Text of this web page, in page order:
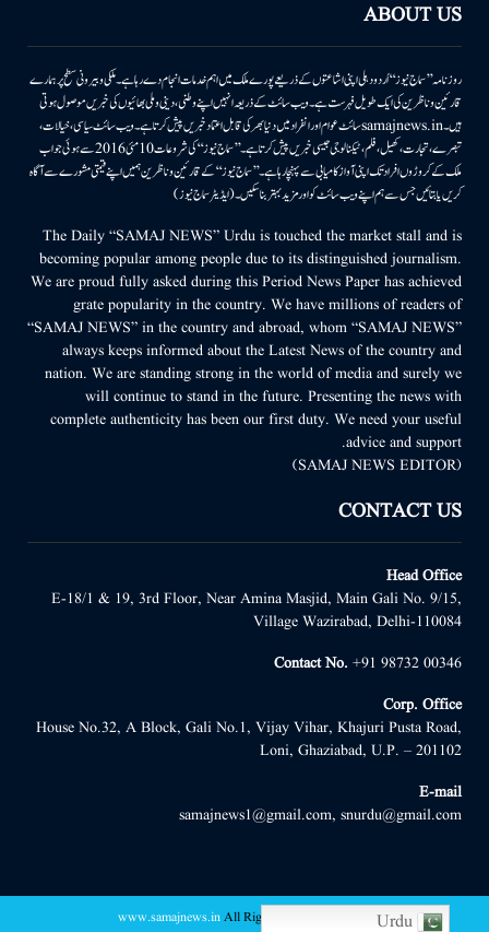
ABOUT US
روزنامہ ’’سماج نیوز‘‘ اُردو دہلی اپنی اشاعتوں کے ذریعے پورے ملک میں اہم خدمات انجام دے رہا ہے۔ ملکی وبیرونی سطح پر ہمارے
قارئین وناظرین کی ایک طویل فہرست ہے۔ ویب سائٹ کے ذریعہ انہیں اپنے وطنی، دینی وملی بھائیوں کی خبریں موصول ہوتی
ہیں۔samajnews.inسائٹ عوام اور انفراد میں دنیا بھر کی قابل اعتماد خبریں پیش کرتا ہے۔ ویب سائٹ سیاسی، خیالات،
تبصرے، تجارت، کھیل، فلم، ٹیکنالوجی جیسی خبریں پیش کرتا ہے۔ ’’سماج نیوز‘‘ کی شروعات 10مئی 2016 سے ہوئی جو اب
ملک کے کروڑوں افراد تک اپنی آواز کامیابی سے پہنچا رہا ہے۔ ’’سماج نیوز‘‘ کے قارئین وناظرین ہمیں اپنے قیمتی مشورے سے آگاہ
کریں یا بتائیں جس سے ہم اپنے ویب سائٹ کو اور مزید بہتر بناسکیں۔ (ایڈیٹر سماج نیوز)
The Daily “SAMAJ NEWS” Urdu is touched the market stall and is
becoming popular among people due to its distinguished journalism.
We are proud fully asked during this Period News Paper has achieved
grate popularity in the country. We have millions of readers of
“SAMAJ NEWS” in the country and abroad, whom “SAMAJ NEWS”
always keeps informed about the Latest News of the country and
nation. We are standing strong in the world of media and surely we
will continue to stand in the future. Presenting the news with
complete authenticity has been our first duty. We need your useful
advice and support.
(SAMAJ NEWS EDITOR)
CONTACT US
Head Office
E-18/1 & 19, 3rd Floor, Near Amina Masjid, Main Gali No. 9/15,
Village Wazirabad, Delhi-110084
Contact No. +91 98732 00346
Corp. Office
House No.32, A Block, Gali No.1, Vijay Vihar, Khajuri Pusta Road,
Loni, Ghaziabad, U.P. – 201102
E-mail
samajnews1@gmail.com, snurdu@gmail.com
www.samajnews.inAll Right Reserved